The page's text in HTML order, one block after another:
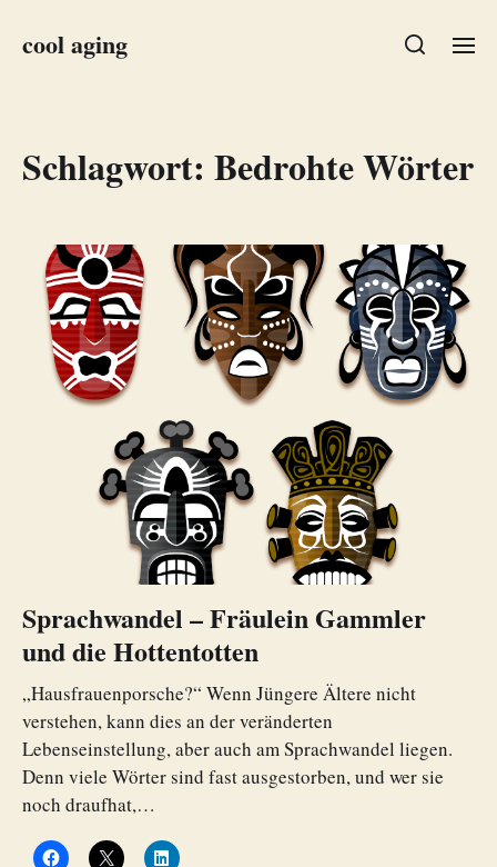
cool aging
Schlagwort: Bedrohte Wörter
Sprachwandel – Fräulein Gammler
und die Hottentotten
„Hausfrauenporsche?“ Wenn Jüngere Ältere nicht
verstehen, kann dies an der veränderten
Lebenseinstellung, aber auch am Sprachwandel liegen.
Denn viele Wörter sind fast ausgestorben, und wer sie
noch draufhat,…